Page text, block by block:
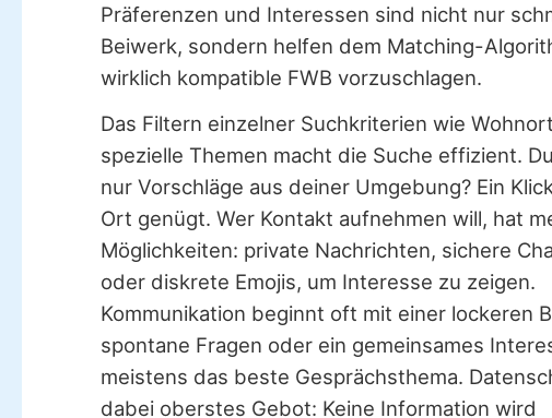
Präferenzen und Interessen sind nicht nur
Beiwerk, sondern helfen dem Matching-
wirklich kompatible FWB vorzuschlagen.
Das Filtern einzelner Suchkriterien wie
spezielle Themen macht die Suche effizient.
nur Vorschläge aus deiner Umgebung? Ein
Ort genügt. Wer Kontakt aufnehmen will, hat
Möglichkeiten: private Nachrichten, sichere
oder diskrete Emojis, um Interesse zu zeigen.
Kommunikation beginnt oft mit einer lockeren
spontane Fragen oder ein gemeinsames
meistens das beste Gesprächsthema.
dabei oberstes Gebot: Keine Information wird